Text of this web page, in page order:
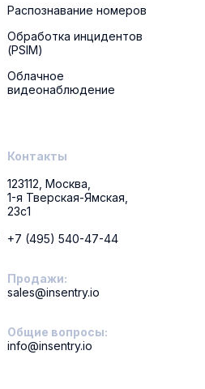
Распознавание номеров
Обработка инцидентов
(PSIM)
Облачное
видеонаблюдение
Контакты
123112, Москва,
1-я Тверская-Ямская,
23c1
+7 (495) 540-47-44
Продажи:
sales@insentry.io
Общие вопросы:
info@insentry.io